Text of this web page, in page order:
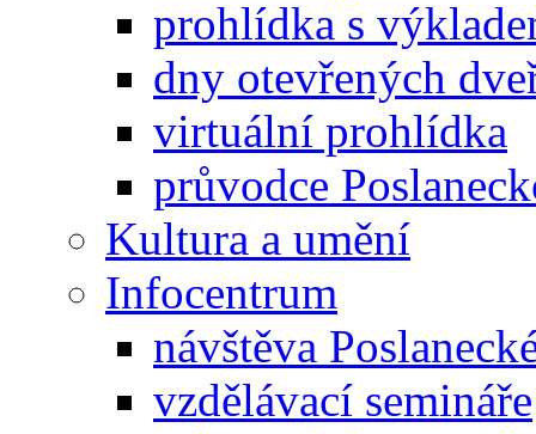
prohlídka s
dny otevřených
virtuální prohlídka
průvodce
Kultura a umění
Infocentrum
návštěva
vzdělávací semináře